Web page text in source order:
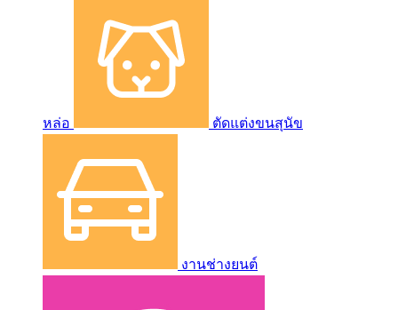
หล่อ ตัดแต่งขนสุนัข
งานช่างยนต์